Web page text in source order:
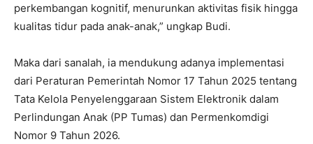
perkembangan kognitif, menurunkan aktivitas fisik hingga
kualitas tidur pada anak-anak,” ungkap Budi.
Maka dari sanalah, ia mendukung adanya implementasi
dari Peraturan Pemerintah Nomor 17 Tahun 2025 tentang
Tata Kelola Penyelenggaraan Sistem Elektronik dalam
Perlindungan Anak (PP Tumas) dan Permenkomdigi
Nomor 9 Tahun 2026.